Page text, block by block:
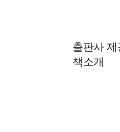
출판사 제
책소개